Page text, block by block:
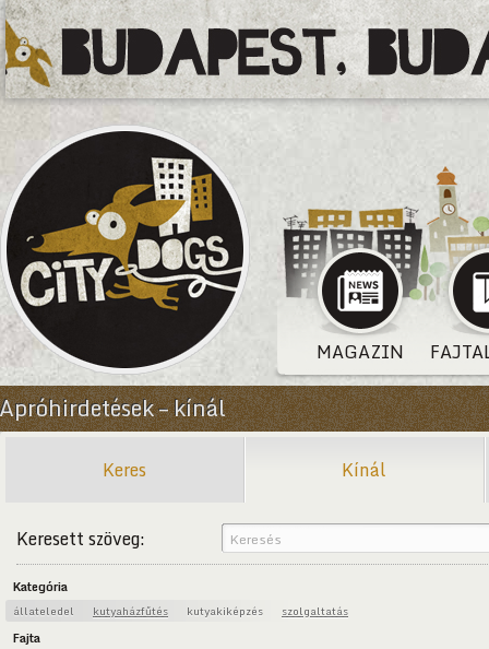
MAGAZIN
Apróhirdetések – kínál
Keres Kínál
Keresett szöveg:
Kategória
állateledel kutyaházfűtés kutyakiképzés szolgaltatás
Fajta